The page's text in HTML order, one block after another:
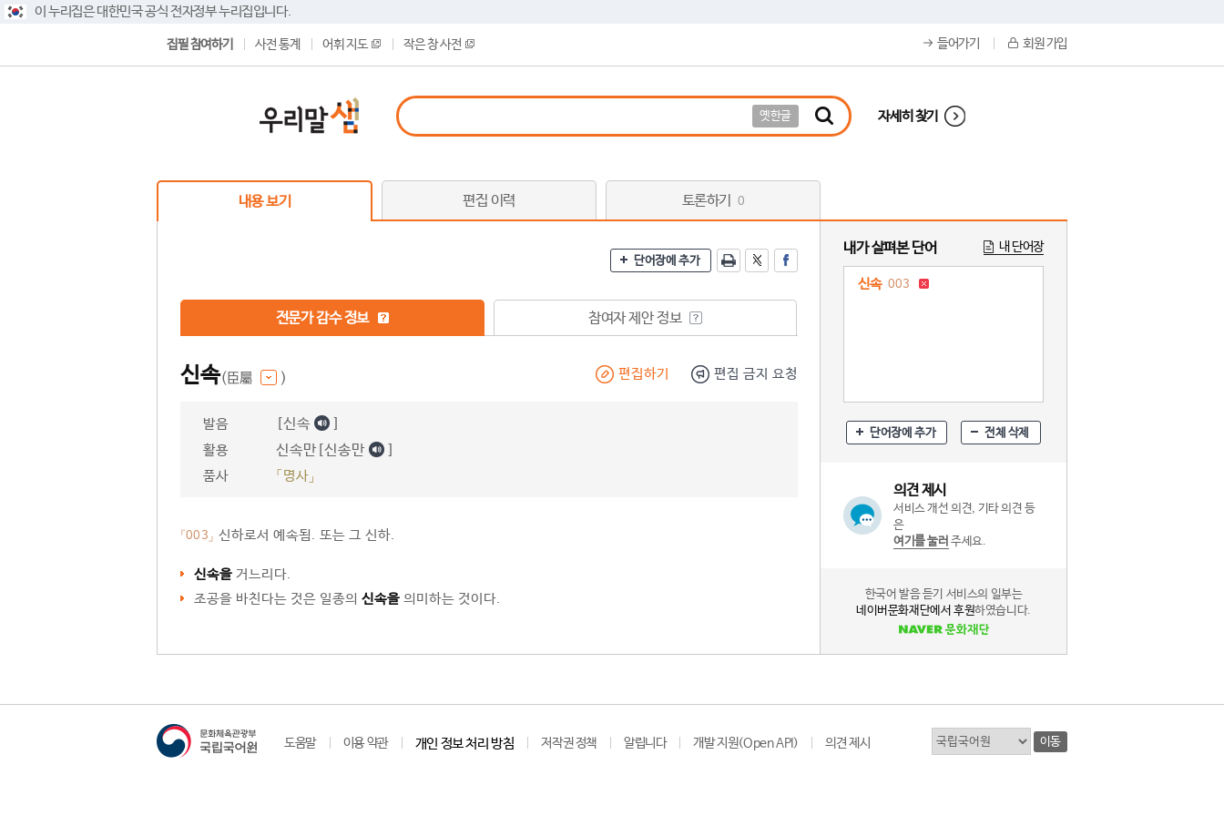
이 누리집은 대한민국 공식 전자정부 누리집입니다.
집필 참여하기 사전 통계 어휘 지도 작은 창 사전 들어가기 회원 가입
옛한글 자세히 찾기
내용 보기 편집 이력 토론하기 0
단어장에 추가
전문가 감수 정보 참여자 제안 정보
신속(臣屬 ) 편집하기 편집 금지 요청
발음 [신속 ]
활용 신속만[신송만 ]
품사 「명사」
「003」 신하로서 예속됨. 또는 그 신하.
신속을 거느리다.
조공을 바친다는 것은 일종의 신속을 의미하는 것이다.
내가 살펴본 단어 내 단어장
신속 003
단어장에 추가 전체 삭제
의견 제시
서비스 개선 의견, 기타 의견 등
은
여기를 눌러 주세요.
한국어 발음 듣기 서비스의 일부는
네이버문화재단에서 후원하였습니다.
도움말 이용 약관 개인 정보 처리 방침 저작권 정책 알립니다 개발 지원(Open API) 의견 제시 이동